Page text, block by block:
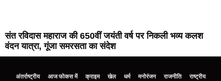
संत रविदास महाराज की 650वीं जयंती वर्ष पर निकली भव्य कलश
वंदन यात्रा, गूंजा समरसता का संदेश
अंतर्राष्ट्रीय आज फोकस में क्राइम खेल धर्म मनोरंजन राजनीति
राष्ट्रीय